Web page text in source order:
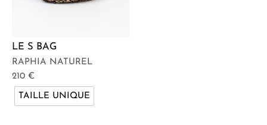
LE S BAG
RAPHIA NATUREL
210 €
TAILLE UNIQUE